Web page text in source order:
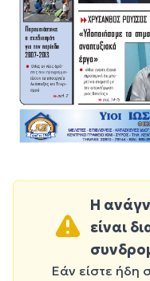
Η
είναι
Εάν είστε ήδη